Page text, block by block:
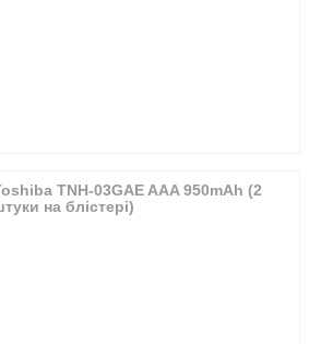
TNH-03GAE AAA 950mAh (2
на блістері)